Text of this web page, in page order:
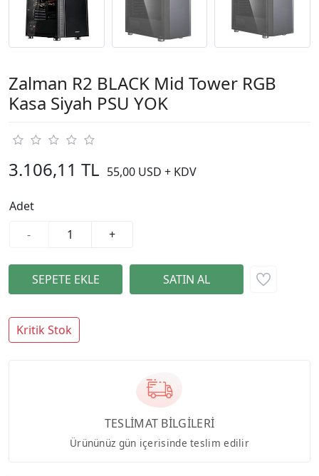
Zalman R2 BLACK Mid Tower RGB
Kasa Siyah PSU YOK
3.106,11 TL 55,00 USD + KDV
Adet
-
+
Kritik Stok
TESLİMAT BİLGİLERİ
Ürününüz gün içerisinde teslim edilir